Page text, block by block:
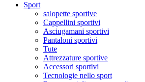
Sport
salopette sportive
Cappellini sportivi
Asciugamani sportivi
Pantaloni sportivi
Tute
Attrezzature sportive
Accessori sportivi
Tecnologie nello sport